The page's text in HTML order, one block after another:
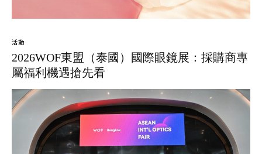
活動
2026WOF東盟（泰國）國際眼鏡展：採購商專
屬福利機遇搶先看